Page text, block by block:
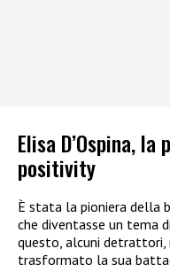
Elisa D’Ospina,
positivity
È stata la pioniera della
che diventasse un tema
questo, alcuni detrattori,
trasformato la sua